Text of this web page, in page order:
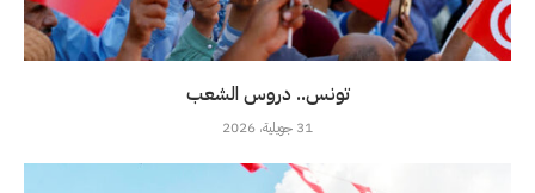
تونس.. دروس الشعب
31 جويلية، 2026